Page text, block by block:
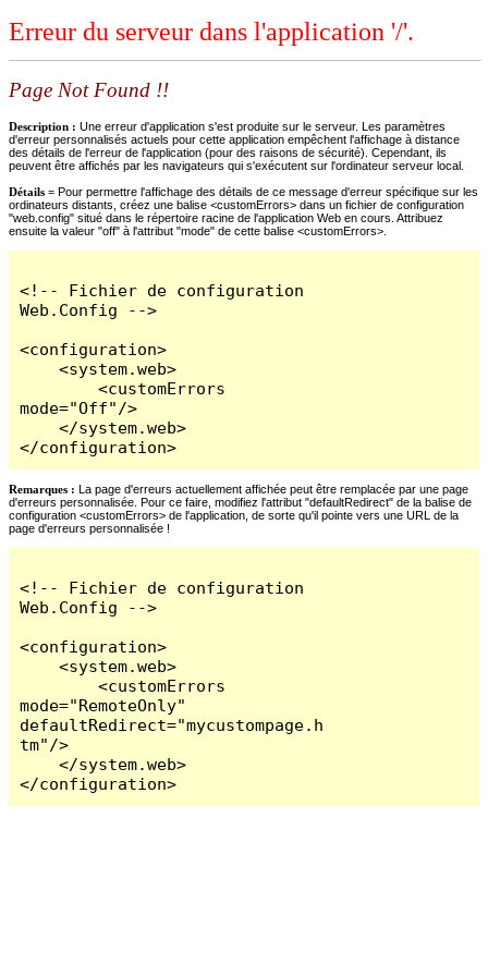
Erreur du serveur dans l'application '/'.
Page Not Found !!
Description : Une erreur d'application s'est produite sur le serveur. Les paramètres
d'erreur personnalisés actuels pour cette application empêchent l'affichage à distance
des détails de l'erreur de l'application (pour des raisons de sécurité). Cependant, ils
peuvent être affichés par les navigateurs qui s'exécutent sur l'ordinateur serveur local.
Détails = Pour permettre l'affichage des détails de ce message d'erreur spécifique sur les
ordinateurs distants, créez une balise <customErrors> dans un fichier de configuration
"web.config" situé dans le répertoire racine de l'application Web en cours. Attribuez
ensuite la valeur "off" à l'attribut "mode" de cette balise <customErrors>.
<!-- Fichier de configuration
Web.Config -->
<configuration>
    <system.web>
        <customErrors
mode="Off"/>
    </system.web>
</configuration>
Remarques : La page d'erreurs actuellement affichée peut être remplacée par une page
d'erreurs personnalisée. Pour ce faire, modifiez l'attribut "defaultRedirect" de la balise de
configuration <customErrors> de l'application, de sorte qu'il pointe vers une URL de la
page d'erreurs personnalisée !
<!-- Fichier de configuration
Web.Config -->
<configuration>
    <system.web>
        <customErrors
mode="RemoteOnly"
defaultRedirect="mycustompage.h
tm"/>
    </system.web>
</configuration>